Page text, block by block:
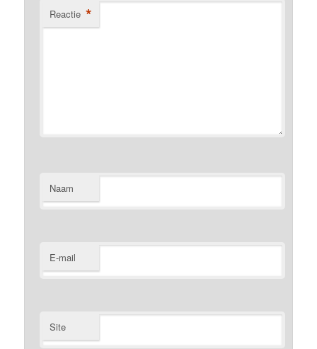
Reactie *
Naam
E-mail
Site